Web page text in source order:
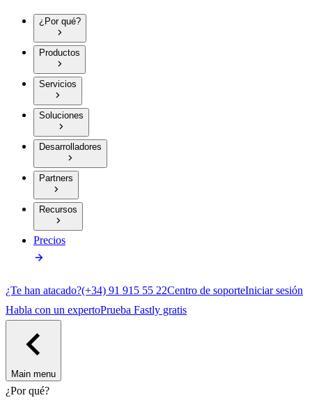
¿Por qué?
Productos
Servicios
Soluciones
Desarrolladores
Partners
Recursos
Precios
¿Te han atacado?(+34) 91 915 55 22Centro de soporteIniciar sesión
Habla con un expertoPrueba Fastly gratis
Main menu
¿Por qué?